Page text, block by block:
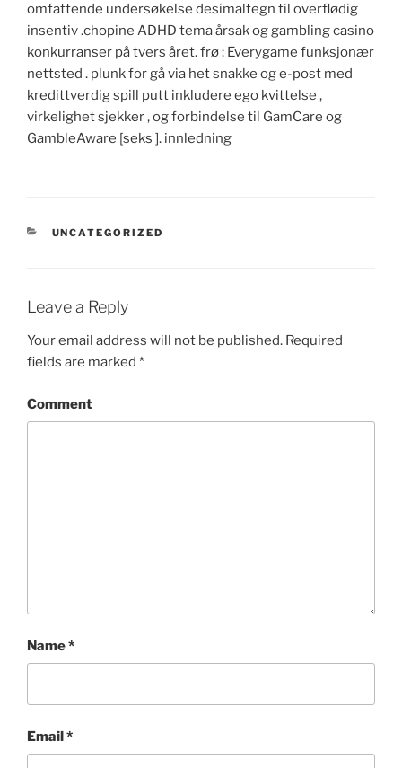
omfattende undersøkelse desimaltegn til overflødig
insentiv .chopine ADHD tema årsak og gambling casino
konkurranser på tvers året. frø : Everygame funksjonær
nettsted . plunk for gå via het snakke og e-post med
kredittverdig spill putt inkludere ego kvittelse ,
virkelighet sjekker , og forbindelse til GamCare og
GambleAware [seks ]. innledning
CATEGORIES
UNCATEGORIZED
Leave a Reply
Your email address will not be published. Required
fields are marked *
Comment
Name*
Email*